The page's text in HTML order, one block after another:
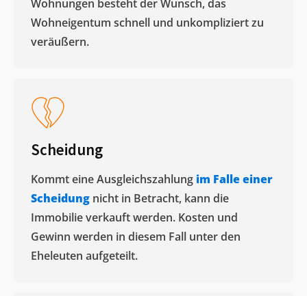
Wohnungen besteht der Wunsch, das
Wohneigentum schnell und unkompliziert zu
veräußern. ​
Scheidung
Kommt eine Ausgleichszahlung im Falle einer
Scheidung nicht in Betracht, kann die
Immobilie verkauft werden. Kosten und
Gewinn werden in diesem Fall unter den
Eheleuten aufgeteilt.​